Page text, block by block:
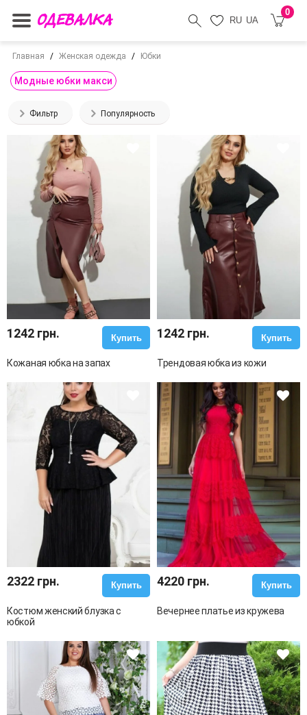
RU UA
0
Главная Женская одежда Юбки
Модные юбки макси
Фильтр Популярность
1242 грн. Купить
Кожаная юбка на запах
1242 грн. Купить
Трендовая юбка из кожи
2322 грн. Купить
Костюм женский блузка с
юбкой
4220 грн. Купить
Вечернее платье из кружева